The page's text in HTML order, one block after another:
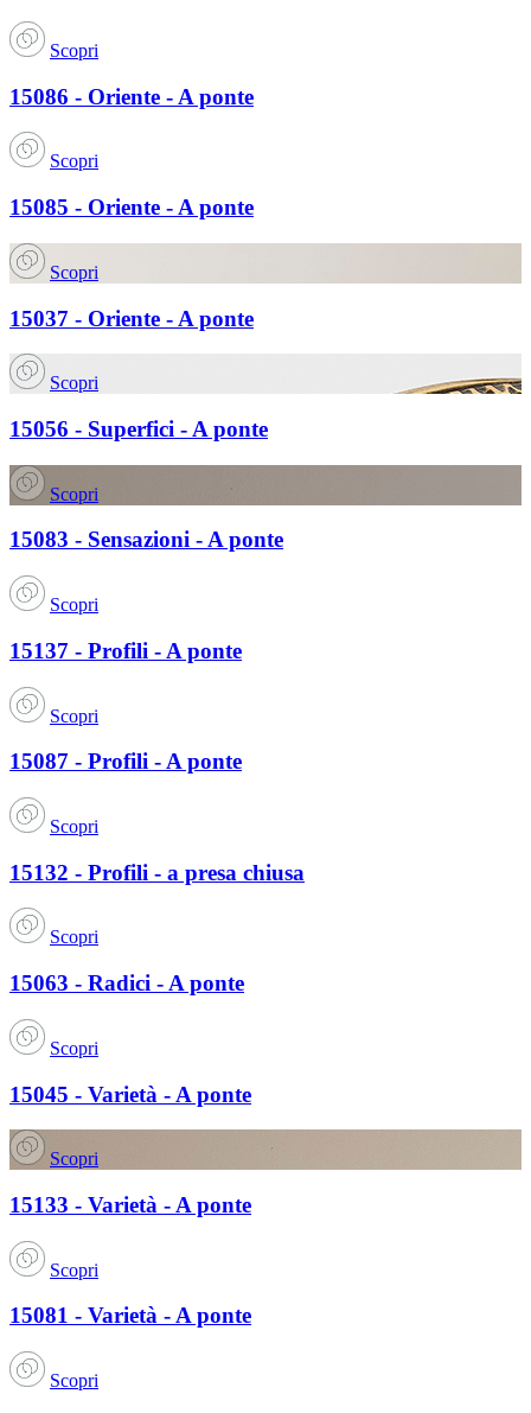
Scopri
15086 - Oriente - A ponte
Scopri
15085 - Oriente - A ponte
Scopri
15037 - Oriente - A ponte
Scopri
15056 - Superfici - A ponte
Scopri
15083 - Sensazioni - A ponte
Scopri
15137 - Profili - A ponte
Scopri
15087 - Profili - A ponte
Scopri
15132 - Profili - a presa chiusa
Scopri
15063 - Radici - A ponte
Scopri
15045 - Varietà - A ponte
Scopri
15133 - Varietà - A ponte
Scopri
15081 - Varietà - A ponte
Scopri